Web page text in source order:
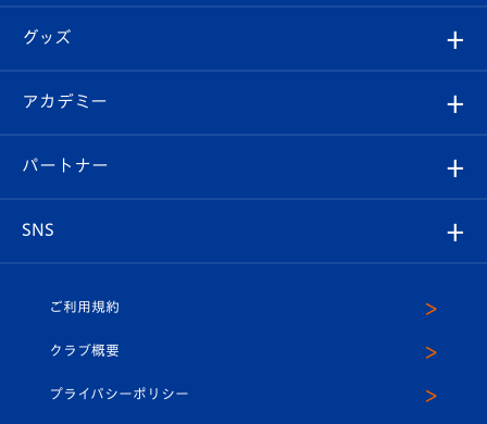
チケット
イベント
メディア
ホームタウン
スタッフプロフィール
マスコット紹介
はじめての観戦ガイド
Revive Team
ヴィヴィくんの長崎おもてなしガイド
フォトギャラリー
スタジアムグルメ
チケット
V-LOVERS（ファンクラブ）
プレイヤーズスイート
グッズ
オンラインショップ
店舗情報
アカデミー
育成からのお知らせ
U-18
パートナー
SNS
ヴィヴィくんインスタグラム
公式LINE＠
ご利用規約
クラブ概要
プライバシーポリシー